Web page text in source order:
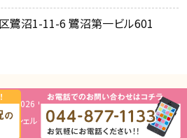
鷺沼1-11-6 鷺沼第一ビル601
© 2026 ワラビー治療室.
ミッシェル・グリーン